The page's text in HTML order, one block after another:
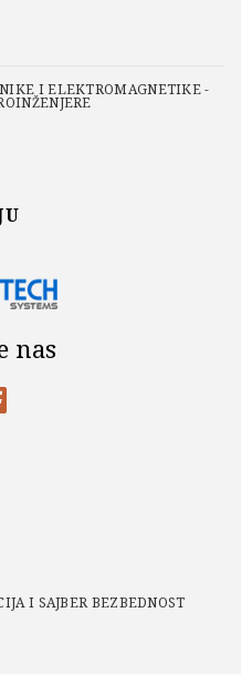
I ELEKTROMAGNETIKE -
nas
I SAJBER BEZBEDNOST